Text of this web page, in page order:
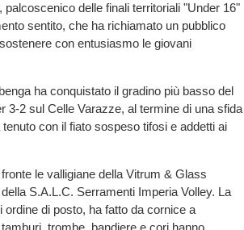
palcoscenico delle finali territoriali "Under 16"
sentito, che ha richiamato un pubblico
con entusiasmo le giovani
ha conquistato il gradino più basso del
3-2 sul Celle Varazze, al termine di una sfida
con il fiato sospeso tifosi e addetti ai
le valligiane della Vitrum & Glass
S.A.L.C. Serramenti Imperia Volley. La
di posto, ha fatto da cornice a